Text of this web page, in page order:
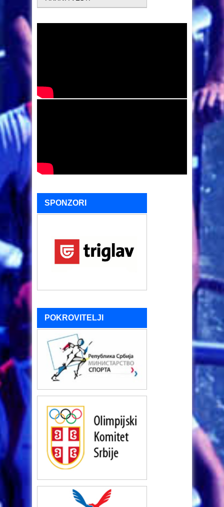
SPONZORI
POKROVITELJI